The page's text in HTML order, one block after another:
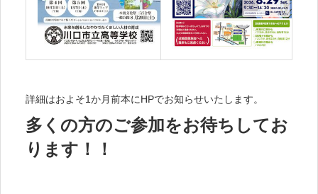
詳細はおよそ1か月前本にHPでお知らせいたします。
多くの方のご参加をお待ちしてお
ります！！